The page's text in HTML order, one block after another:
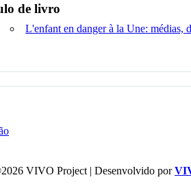
de livro
L'enfant en danger à la Une: médias,
VIVO Project | Desenvolvido por